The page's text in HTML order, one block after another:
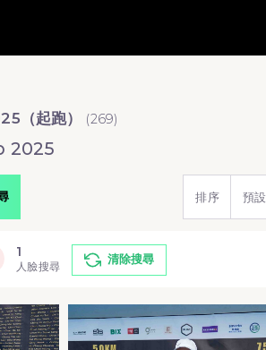
（起跑） (269)
2025
排序 預設
1
人臉搜尋
清除搜尋